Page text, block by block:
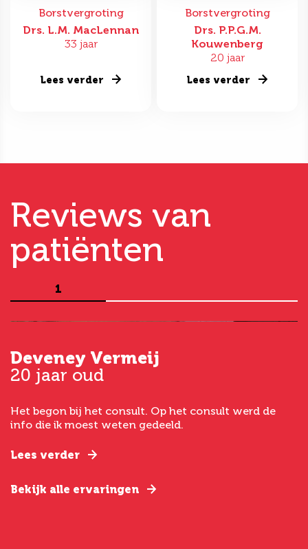
Borstvergroting
Drs. L.M. MacLennan
33 jaar
Lees verder
Borstvergroting
Drs. P.P.G.M.
Kouwenberg
20 jaar
Lees verder
Reviews van
patiënten
1
Deveney Vermeij
20 jaar oud
Het begon bij het consult. Op het consult werd de
info die ik moest weten gedeeld.
Lees verder
Bekijk alle ervaringen